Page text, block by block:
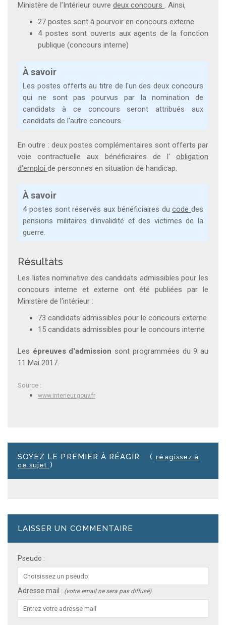
Ministère de l’Intérieur ouvre deux concours . Ainsi,
27 postes sont à pourvoir en concours externe
4 postes sont ouverts aux agents de la fonction
publique (concours interne)
À savoir
Les postes offerts au titre de l'un des deux concours
qui ne sont pas pourvus par la nomination de
candidats à ce concours seront attribués aux
candidats de l'autre concours.
En outre : deux postes complémentaires sont offerts par
voie contractuelle aux bénéficiaires de l' obligation
d'emploi de personnes en situation de handicap.
À savoir
4 postes sont réservés aux bénéficiaires ducode des
pensions militaires d'invalidité et des victimes de la
guerre.
Résultats
Les listes nominative des candidats admissibles pour les
concours interne et externe ont été publiées par le
Ministère de l'intérieur :
73 candidats admissibles pour le concours externe
15 candidats admissibles pour le concours interne
Les épreuves d'admission sont programmées du 9 au
11 Mai 2017.
Source :
www.interieur.gouv.fr
SOYEZ LE PREMIER À RÉAGIR ( réagissez à
ce sujet )
LAISSER UN COMMENTAIRE
Pseudo :
Adresse mail : (votre email ne sera pas diffusé)